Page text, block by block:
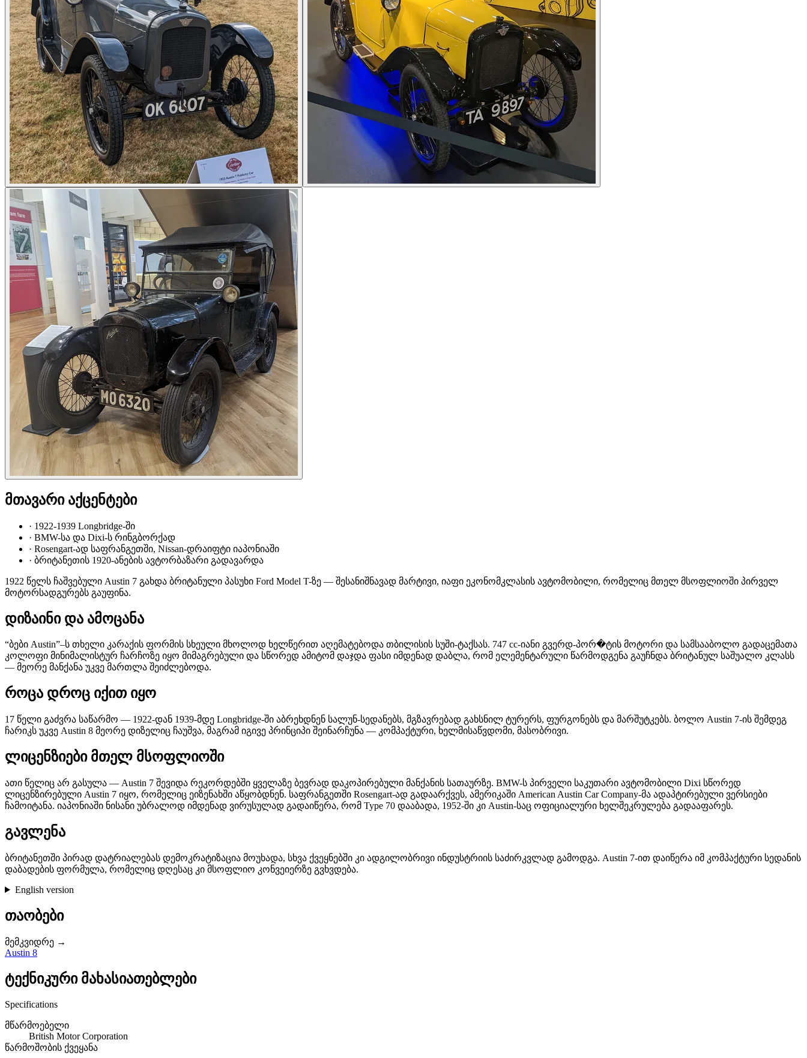
მთავარი აქცენტები
· 1922-1939 Longbridge-ში
· BMW-სა და Dixi-ს რინგბორქად
· Rosengart-ად საფრანგეთში, Nissan-დრაიფტი იაპონიაში
· ბრიტანეთის 1920-ანების ავტორბაზარი გადავარდა
1922 წელს ჩაშვებული Austin 7 გახდა ბრიტანული პასუხი Ford Model T-ზე — შესანიშნავად მარტივი, იაფი ეკონომკლასის ავტომობილი, რომელიც მთელ მსოფლიოში პირველ
მოტორსადგურებს გაუფინა.
დიზაინი და ამოცანა
“ბები Austin”–ს თხელი კარაქის ფორმის სხეული მხოლოდ ხელწერით აღემატებოდა თბილისის სუში-ტაქსას. 747 cc-იანი გვერდ-პორ�ტის მოტორი და სამსააბოლო გადაცემათა
კოლოფი მინიმალისტურ ჩარჩოზე იყო მიმაგრებული და სწორედ ამიტომ დაჯდა ფასი იმდენად დაბლა, რომ ელემენტარული წარმოდგენა გაუჩნდა ბრიტანულ საშუალო კლასს
— მეორე მანქანა უკვე მართლა შეიძლებოდა.
როცა დროც იქით იყო
17 წელი გაძვრა საწარმო — 1922-დან 1939-მდე Longbridge-ში აბრეხდნენ სალუნ-სედანებს, მგზავრებად გახსნილ ტურერს, ფურგონებს და მარშუტკებს. ბოლო Austin 7-ის შემდეგ
ჩარიკს უკვე Austin 8 მეორე დიზელიც ჩაუშვა, მაგრამ იგივე პრინციპი შეინარჩუნა — კომპაქტური, ხელმისაწვდომი, მასობრივი.
ლიცენზიები მთელ მსოფლიოში
ათი წელიც არ გასულა — Austin 7 შევიდა რეკორდებში ყველაზე ბევრად დაკოპირებული მანქანის სათაურზე. BMW-ს პირველი საკუთარი ავტომობილი Dixi სწორედ
ლიცენზირებული Austin 7 იყო, რომელიც ეიზენახში აწყობდნენ. საფრანგეთში Rosengart-ად გადაარქვეს, ამერიკაში American Austin Car Company-მა ადაპტირებული ვერსიები
ჩამოიტანა. იაპონიაში ნისანი უბრალოდ იმდენად ვირუსულად გადაიწერა, რომ Type 70 დააბადა, 1952-ში კი Austin-საც ოფიციალური ხელშეკრულება გადააფარეს.
გავლენა
ბრიტანეთში პირად დატრიალებას დემოკრატიზაცია მოუხადა, სხვა ქვეყნებში კი ადგილობრივი ინდუსტრიის საძირკვლად გამოდგა. Austin 7-ით დაიწერა იმ კომპაქტური სედანის
დაბადების ფორმულა, რომელიც დღესაც კი მსოფლიო კონვეიერზე გვხვდება.
English version
თაობები
მემკვიდრე →
Austin 8
ტექნიკური მახასიათებლები
Specifications
მწარმოებელი
British Motor Corporation
წარმოშობის ქვეყანა